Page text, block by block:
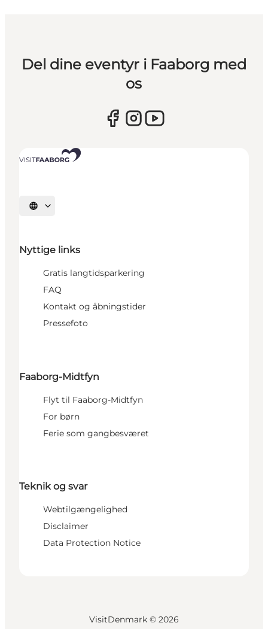
Del dine eventyr i Faaborg med
os
Vælg sprog
Nyttige links
Gratis langtidsparkering
FAQ
Kontakt og åbningstider
Pressefoto
Faaborg-Midtfyn
Flyt til Faaborg-Midtfyn
For børn
Ferie som gangbesværet
Teknik og svar
Webtilgængelighed
Disclaimer
Data Protection Notice
VisitDenmark © 2026